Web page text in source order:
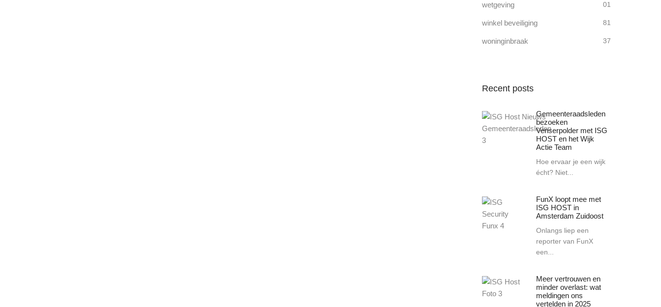
wetgeving 01
winkel beveiliging 81
woninginbraak 37
Recent posts
Gemeenteraadsleden
bezoeken
Venserpolder met ISG
HOST en het Wijk
Actie Team
Hoe ervaar je een wijk
écht? Niet...
FunX loopt mee met
ISG HOST in
Amsterdam Zuidoost
Onlangs liep een
reporter van FunX
een...
Meer vertrouwen en
minder overlast: wat
meldingen ons
vertelden in 2025